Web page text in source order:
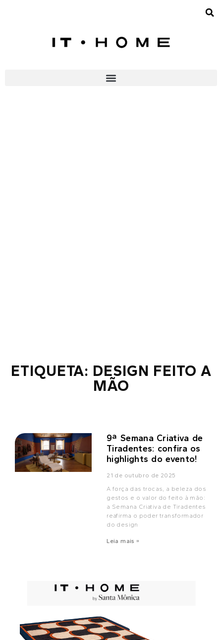
ETIQUETA: DESIGN FEITO A
MÃO
9ª Semana Criativa de
Tiradentes: confira os
highlights do evento!
21 de outubro de 2025
A força das trocas, a beleza dos
gestos e o valor do feito à mão:
a Semana Criativa de Tiradentes
reafirma o poder transformador
do design
Leia mais »